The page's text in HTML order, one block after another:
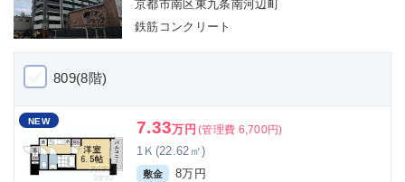
京都市南区東九条南河辺町
鉄筋コンクリート
809(8階)
NEW 7.33万円 (管理費 6,700円)
1Ｋ(22.62㎡)
敷金 8万円